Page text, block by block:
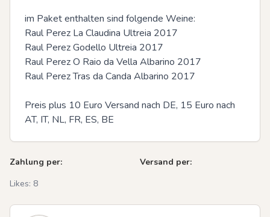
im Paket enthalten sind folgende Weine:
Raul Perez La Claudina Ultreia 2017
Raul Perez Godello Ultreia 2017
Raul Perez O Raio da Vella Albarino 2017
Raul Perez Tras da Canda Albarino 2017
Preis plus 10 Euro Versand nach DE, 15 Euro nach
AT, IT, NL, FR, ES, BE
Zahlung per:
Versand per:
Likes: 8